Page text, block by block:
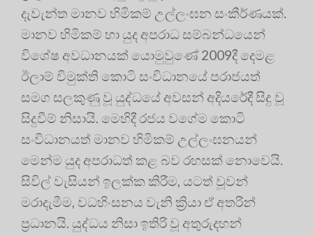
දැවැන්ත මානව හිමිකම් උල්ලංඝන සංකීර්ණයක්.
මානව හිමිකම් හා යුද අපරාධ සම්බන්ධයෙන්
විශේෂ අවධානයක් යොමුවුණේ 2009දී දෙමළ
ඊලාම් විමුක්ති කොටි සංවිධානයේ පරාජයත්
සමග සලකුණු වූ යුද්ධයේ අවසන් අදියරේදී සිදු වූ
සිදුවීම් නිසායි. මෙහිදී රජය වගේම කොටි
සංවිධානයත් මානව හිමිකම් උල්ලංඝනයන්
මෙන්ම යුද අපරාධත් කළ බව රහසක් නොවෙයි.
සිවිල් වැසියන් ඉලක්ක කිරීම, යටත් වූවන්
මරාදැමීම, වධහිංසනය වැනි ක්‍රියා ඒ අතරින්
ප්‍රධානයි. යුද්ධය නිසා ඉතිරි වූ අතුරුදහන්